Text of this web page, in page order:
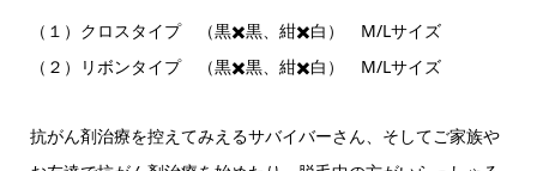
（１）クロスタイプ （黒✖️黒、紺✖️白） M/Lサイズ
（２）リボンタイプ （黒✖️黒、紺✖️白） M/Lサイズ
抗がん剤治療を控えてみえるサバイバーさん、そしてご家族や